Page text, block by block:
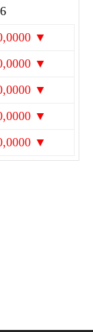
▼
▼
▼
▼
▼